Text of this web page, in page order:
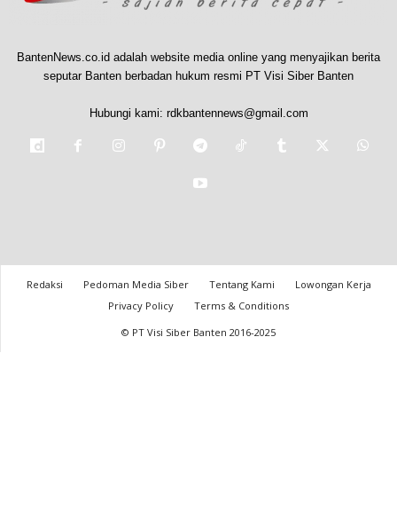
BantenNews.co.id adalah website media online yang menyajikan berita
seputar Banten berbadan hukum resmi PT Visi Siber Banten
Hubungi kami: rdkbantennews@gmail.com
Redaksi Pedoman Media Siber Tentang Kami
Lowongan Kerja
Privacy Policy
Terms & Conditions
© PT Visi Siber Banten 2016-2025